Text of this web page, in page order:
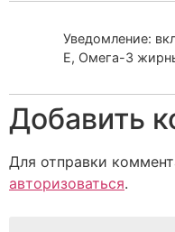
Уведомление:
Е, Омега-3
Добавить
Для отправки
авторизоваться.